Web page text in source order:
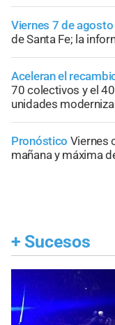
Viernes 7 de
de Santa Fe; la
Aceleran el
70 colectivos y el
unidades
Pronóstico Viernes
mañana y máxima
+ Sucesos